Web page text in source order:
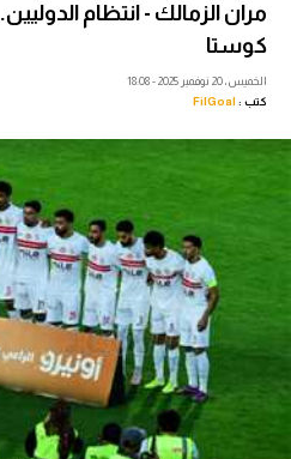
ميركاتو
فانتازي في الجول
مسابقة التوقعات
فيديوهات
عدسات
آراء حرة
ركن الألعاب
بطولات
الدوري المصري
مران الزمالك - انتظام
كوستا
الخميس، 20 نوفمبر 2025 - 18:08
كتب : FilGoal